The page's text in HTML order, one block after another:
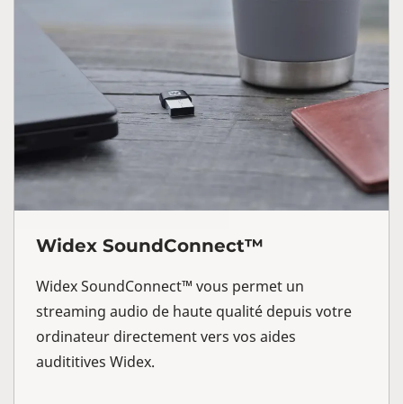
Widex SoundConnect™
Widex SoundConnect™ vous permet un
streaming audio de haute qualité depuis votre
ordinateur directement vers vos aides
audititives Widex.